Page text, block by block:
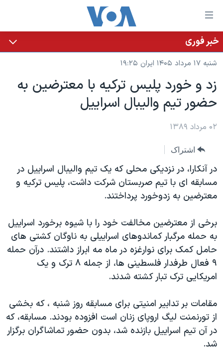
لینکهای
قابل
دسترسی
جهش
محتوای
اصلی
به
اصلی
جهش
به
جستجو
خانه
نسخه سبک وب‌سایت
موضوع ها
ایران
آمریکا
گزیده‌ها
ویژه برنامه‌ها
فرهنگ و زندگی
حقوق شهروندی
اقتصادی
اسرائیل در جنگ
گالری عکس
برنامه های تلویزیونی
جدول برنامه ها
صفحه‌های ویژه
عملیات خشم حماسی
۲۵۰سالگی آمریکا
مستندها
انتخابات ریاست جمهوری آمریکا ۲۰۲۴
حمله جمهوری اسلامی به اسرائیل
ورزش زنان در ایران
اعتراضات زن، زندگی، آزادی
پخش رادیویی
یادگیری زبان انگلیسی
دنبال کنید
زبانهای مختلف
خبر فوری
شنبه ۱۷ مرداد ۱۴۰۵ ایران ۱۹:۲۵
زد و خورد پلیس ترکیه با معترضین به
حضور تیم والیبال اسراییل
۰۲ مرداد ۱۳۸۹
اشتراک
در آنکارا، در نزدیکی محلی که یک تیم والیبال اسراییل در
مسابقه ای با تیم صربستان شرکت داشت، پلیس ترکیه و
معترضین به زدوخورد پرداختند.
برخی از معترضین مخالفت خود را با شیوه برخورد اسراییل
به حمله مرگبار کماندوهای اسراییلی به ناوگان کشتی های
حامل کمک برای نوارغزه در ماه مه ابراز داشتند. درآن حمله
۹ فعال طرفدار فلسطینی ها، از جمله ۸ ترک و یک
امریکایی ترک تبار کشته شدند.
مقامات بر تدابیر امنیتی برای مسابقه روز شنبه ، که بخشی
از تورنمنت لیگ اروپای زنان است افزوده بودند. مسابقه، که
در آن تیم اسراییل بازنده شد، بدون حضور تماشاگران برگزار
شد.